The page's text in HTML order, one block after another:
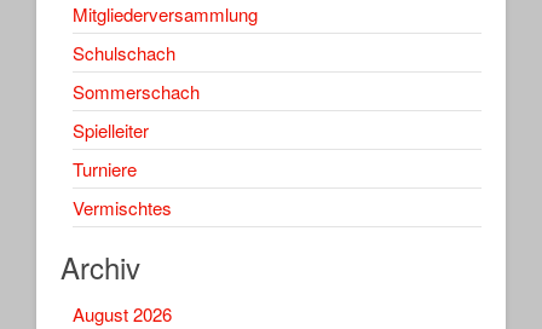
Mitgliederversammlung
Schulschach
Sommerschach
Spielleiter
Turniere
Vermischtes
Archiv
August 2026